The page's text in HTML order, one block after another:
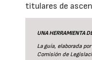
titulares de
UNA HERRAMIENTA
La guía, elaborada
Comisión de